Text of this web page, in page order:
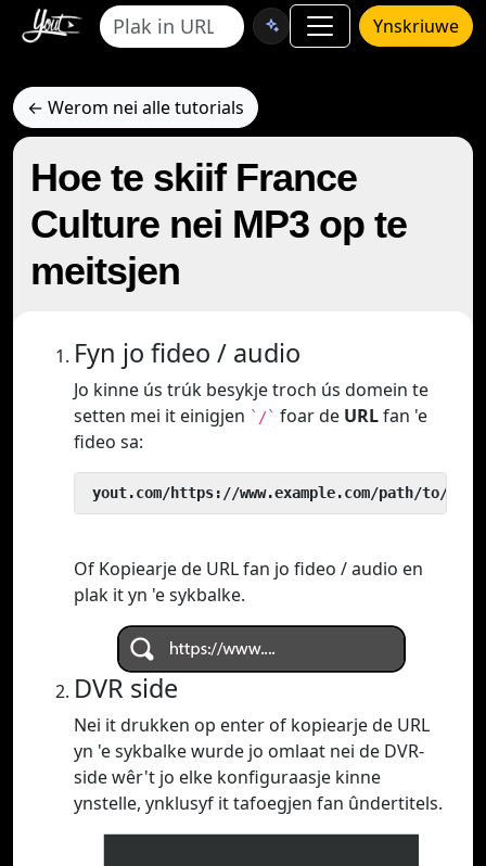
Ynskriuwe
← Werom nei alle tutorials
Hoe te skiif France
Culture nei MP3 op te
meitsjen
Fyn jo fideo / audio
Jo kinne ús trúk besykje troch ús domein te
setten mei it einigjen `/` foar de URLfan 'e
fideo sa:
yout.com/https://www.example.com/path/to/
Of Kopiearje de URL fan jo fideo / audio en
plak it yn 'e sykbalke.
DVR side
Nei it drukken op enter of kopiearje de URL
yn 'e sykbalke wurde jo omlaat nei de DVR-
side wêr't jo elke konfiguraasje kinne
ynstelle, ynklusyf it tafoegjen fan ûndertitels.